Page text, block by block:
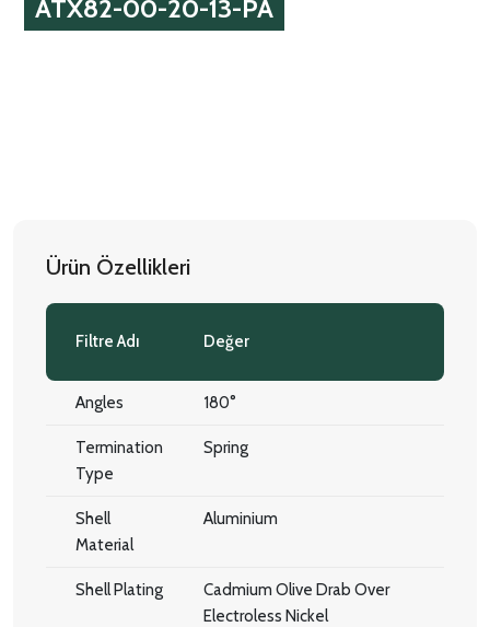
ATX82-00-20-13-PA
Ürün Özellikleri
Filtre Adı Değer
Angles 180°
Termination
Type
Spring
Shell
Material
Aluminium
Shell Plating
Cadmium Olive Drab Over
Electroless Nickel